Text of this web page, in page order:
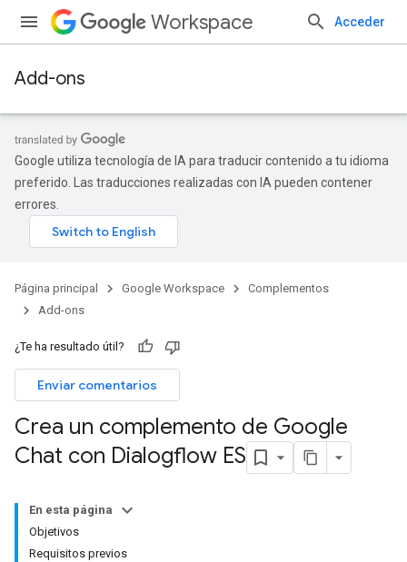
Workspace Acceder
Add-ons
Google utiliza tecnología de IA para traducir contenido a tu idioma
preferido. Las traducciones realizadas con IA pueden contener
errores.
Página principal Google Workspace
Complementos
Add-ons
¿Te ha resultado útil?
Enviar comentarios
Crea un complemento de Google
Chat con Dialogflow ES
En esta página
Objetivos
Requisitos previos